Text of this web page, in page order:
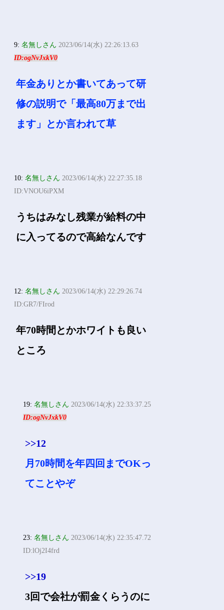
9:名無しさん 2023/06/14(水) 22:26:13.63
ID:ogNvJxkV0
年金ありとか書いてあって研
修の説明で「最高80万まで出
ます」とか言われて草
10:名無しさん 2023/06/14(水) 22:27:35.18
ID:VNOU6iPXM
うちはみなし残業が給料の中
に入ってるので高給なんです
12:名無しさん 2023/06/14(水) 22:29:26.74
ID:GR7/FIrod
年70時間とかホワイトも良い
ところ
19:名無しさん 2023/06/14(水) 22:33:37.25
ID:ogNvJxkV0
>>12
月70時間を年四回までOKっ
てことやぞ
23:名無しさん 2023/06/14(水) 22:35:47.72
ID:lOj2I4frd
>>19
3回で会社が罰金くらうのに